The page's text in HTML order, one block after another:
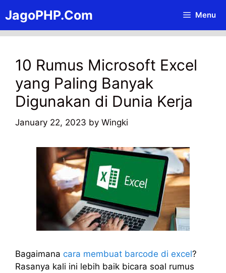
to
content
JagoPHP.Com Menu
10 Rumus Microsoft Excel
yang Paling Banyak
Digunakan di Dunia Kerja
January 22, 2023 by Wingki
Bagaimana cara membuat barcode di excel?
Rasanya kali ini lebih baik bicara soal rumus